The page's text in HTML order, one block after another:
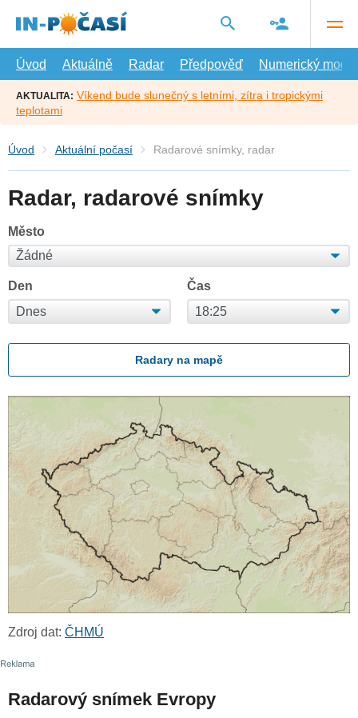
hlavní
Úvod
Aktuálně Radar Předpověď Numerický model
AKTUALITA: Víkend bude slunečný s letními, zítra i tropickými
teplotami
Úvod Aktuální počasí Radarové snímky, radar
Radar, radarové snímky
Město
Den Čas
Radary na mapě
Zdroj dat: ČHMÚ
Radarový snímek Evropy